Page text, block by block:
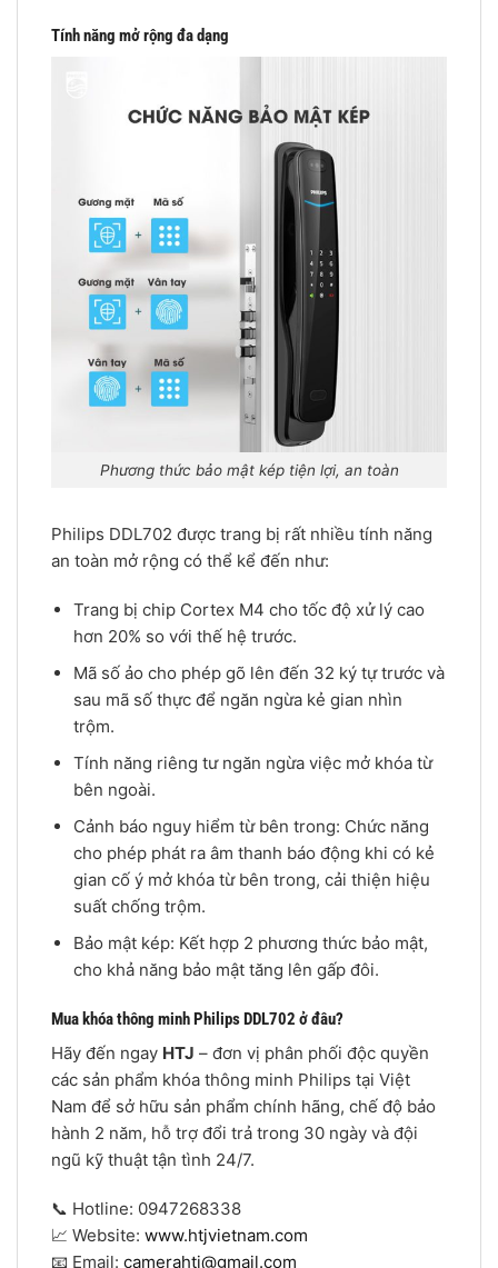
Tính năng mở rộng đa dạng
Phương thức bảo mật kép tiện lợi, an toàn
Philips DDL702 được trang bị rất nhiều tính năng
an toàn mở rộng có thể kể đến như:
Trang bị chip Cortex M4 cho tốc độ xử lý cao
hơn 20% so với thế hệ trước.
Mã số ảo cho phép gõ lên đến 32 ký tự trước và
sau mã số thực để ngăn ngừa kẻ gian nhìn
trộm.
Tính năng riêng tư ngăn ngừa việc mở khóa từ
bên ngoài.
Cảnh báo nguy hiểm từ bên trong: Chức năng
cho phép phát ra âm thanh báo động khi có kẻ
gian cố ý mở khóa từ bên trong, cải thiện hiệu
suất chống trộm.
Bảo mật kép: Kết hợp 2 phương thức bảo mật,
cho khả năng bảo mật tăng lên gấp đôi.
Mua khóa thông minh Philips DDL702 ở đâu?
Hãy đến ngay HTJ – đơn vị phân phối độc quyền
các sản phẩm khóa thông minh Philips tại Việt
Nam để sở hữu sản phẩm chính hãng, chế độ bảo
hành 2 năm, hỗ trợ đổi trả trong 30 ngày và đội
ngũ kỹ thuật tận tình 24/7.
📞 Hotline: 0947268338
📈 Website: www.htjvietnam.com
📧 Email: camerahtj@gmail.com